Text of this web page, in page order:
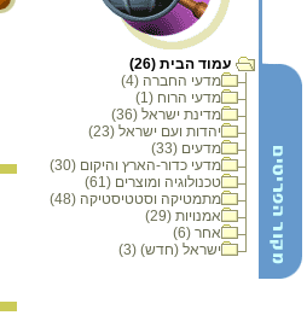
עמוד הבית (26)
מדעי החברה (4)
מדעי הרוח (1)
מדינת ישראל (36)
יהדות ועם ישראל (23)
מדעים (33)
מדעי כדור-הארץ והיקום (30)
טכנולוגיה ומוצרים (61)
מתמטיקה וסטטיסטיקה (48)
אמנויות (29)
אחר (6)
ישראל (חדש) (3)